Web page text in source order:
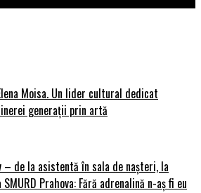
Moisa. Un lider cultural dedicat
generații prin artă
– de la asistentă în sala de nașteri, la
Prahova: Fără adrenalină n-aș fi eu